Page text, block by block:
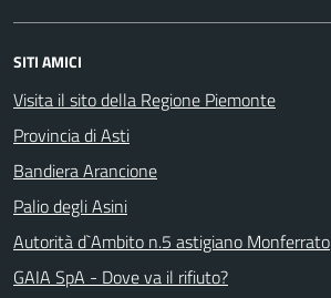
SITI AMICI
Visita il sito della Regione Piemonte
Provincia di Asti
Bandiera Arancione
Palio degli Asini
Autorità d`Ambito n.5 astigiano Monferrato
GAIA SpA - Dove va il rifiuto?